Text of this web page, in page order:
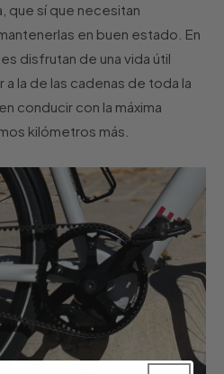
que sí que necesitan
en buen estado. En
disfrutan de una vida útil
la de las cadenas de toda la
conducir con la máxima
kilómetros más.